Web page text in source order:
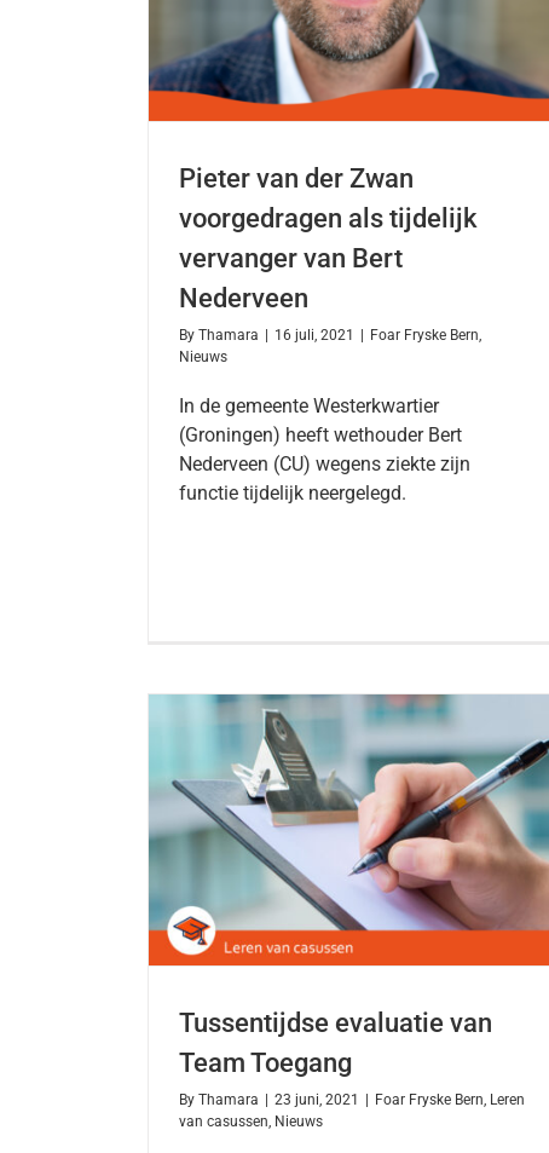
Pieter van der Zwan
voorgedragen als tijdelijk
vervanger van Bert
Nederveen
By Thamara 16 juli, 2021 Foar Fryske Bern,
Nieuws
In de gemeente Westerkwartier
(Groningen) heeft wethouder Bert
Nederveen (CU) wegens ziekte zijn
functie tijdelijk neergelegd.
Tussentijdse evaluatie van
Team Toegang
By Thamara 23 juni, 2021 Foar Fryske Bern, Leren
van casussen, Nieuws